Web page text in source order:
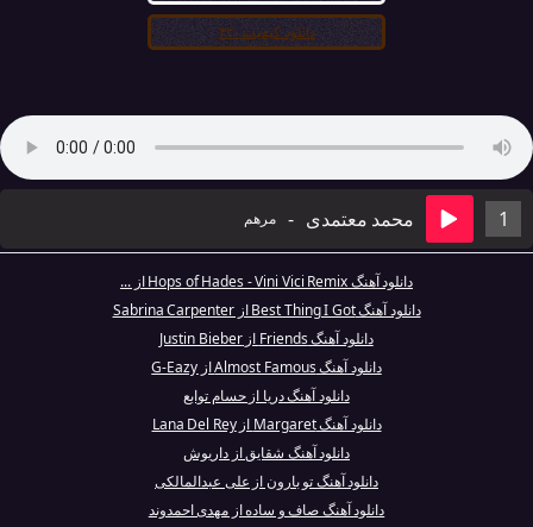
دانلود کیفیت ۳۲۰
1 محمد معتمدی - مرهم
دانلود آهنگ Hops of Hades - Vini Vici Remix از ...
دانلود آهنگ Best Thing I Got از Sabrina Carpenter
دانلود آهنگ Friends از Justin Bieber
دانلود آهنگ Almost Famous از G-Eazy
دانلود آهنگ دریا از حسام توابع
دانلود آهنگ Margaret از Lana Del Rey
دانلود آهنگ شقایق از داریوش
دانلود آهنگ تو بارون از علی عبدالمالکی
دانلود آهنگ صاف و ساده از مهدی احمدوند